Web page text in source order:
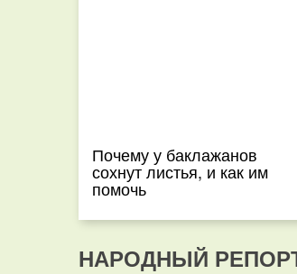
Почему у баклажанов
сохнут листья, и как им
помочь
НАРОДНЫЙ